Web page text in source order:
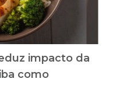
impacto da
como